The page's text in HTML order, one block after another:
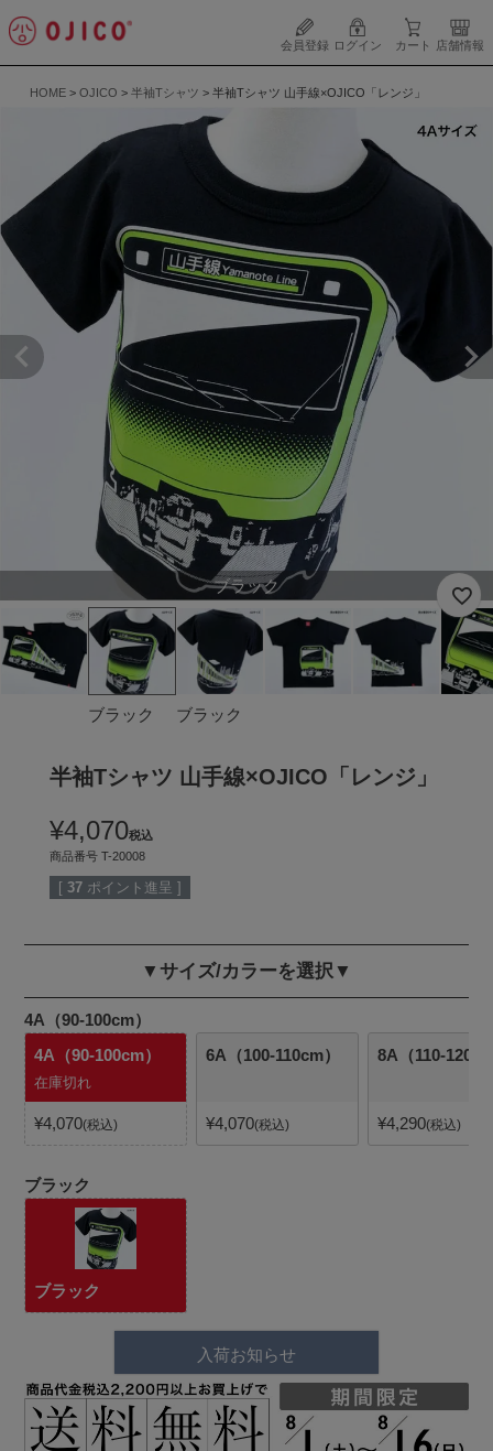
会員登録 ログイン カート 店舗情報
HOME OJICO 半袖Tシャツ 半袖Tシャツ 山手線×OJICO「レンジ」
ブラック
ブラック ブラック
半袖Tシャツ 山手線×OJICO「レンジ」
¥4,070税込
商品番号 T-20008
[ 37 ポイント進呈 ]
▼サイズ/カラーを選択▼
4A（90-100cm）
4A（90-100cm）
在庫切れ
¥4,070 税込
6A（100-110cm）
¥4,070 税込
8A（110-
¥4,290 税込
ブラック
ブラック
入荷お知らせ